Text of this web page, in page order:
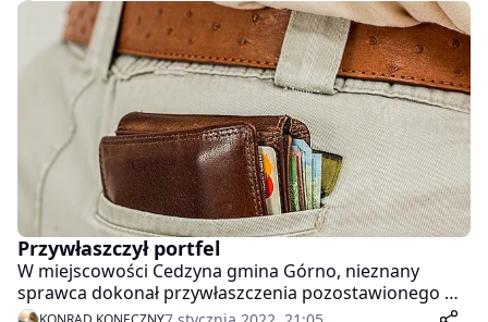
wyważenie drzwi balkonowych dostał się do wnętrza
domu jednorodzinnego, a następnie dokonał
kradzieży pieniędzy w kwocie 3.000 złotych.
Przywłaszczył portfel
W miejscowości Cedzyna gmina Górno, nieznany
sprawca dokonał przywłaszczenia pozostawionego w
sklepie portfela wraz z zawartością: dowodu